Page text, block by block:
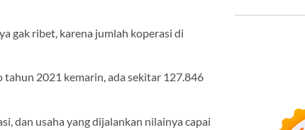
gak ribet, karena jumlah koperasi di
2021 kemarin, ada sekitar 127.846
dan usaha yang dijalankan nilainya capai